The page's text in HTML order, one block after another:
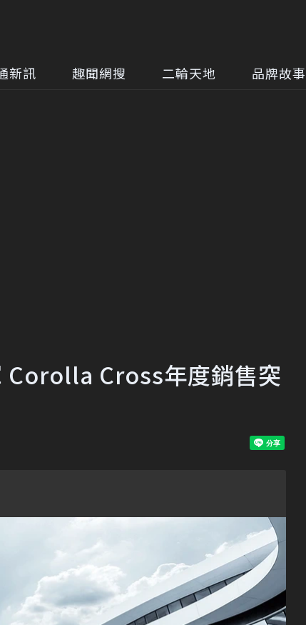
新訊 趣聞網搜 二輪天地 品牌故事
Corolla Cross年度銷售突